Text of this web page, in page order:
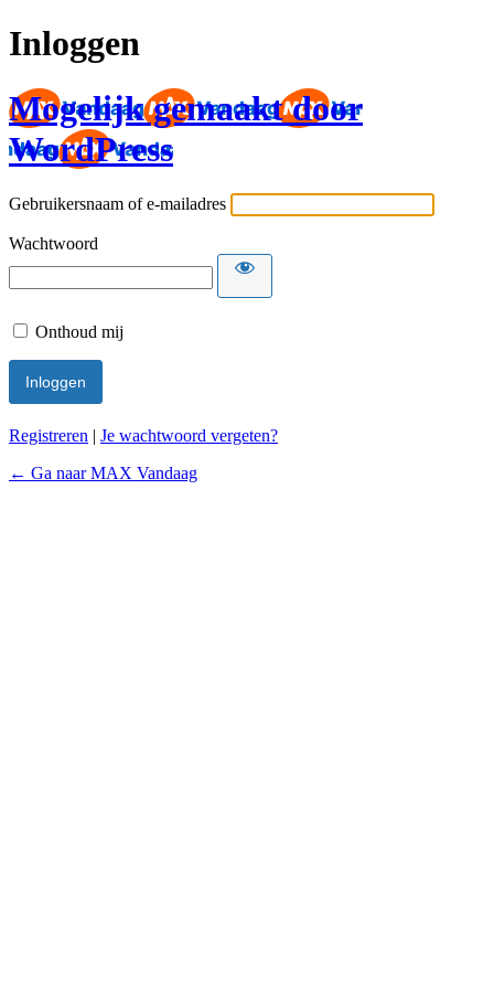
Inloggen
Mogelijk gemaakt door
WordPress
Gebruikersnaam of e-mailadres
Wachtwoord
Onthoud mij
Registreren | Je wachtwoord vergeten?
← Ga naar MAX Vandaag